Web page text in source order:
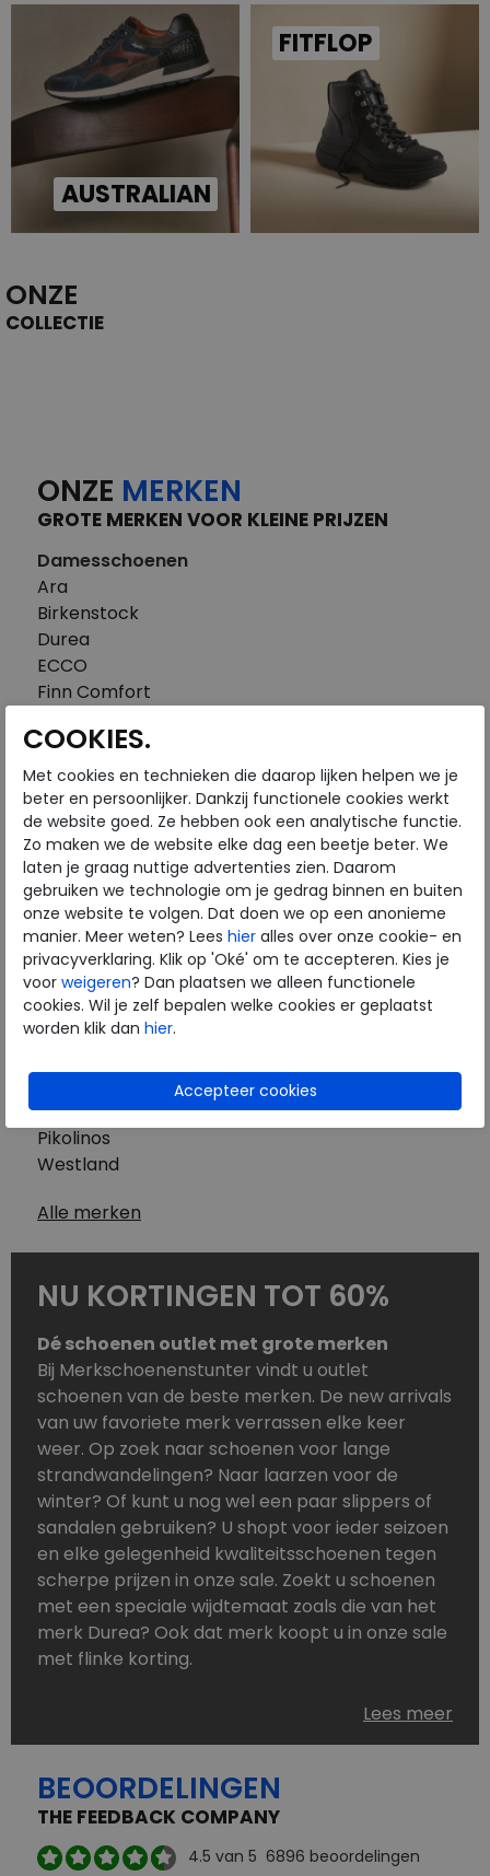
AUSTRALIAN
FITFLOP
ONZE
COLLECTIE
ONZE MERKEN
GROTE MERKEN VOOR KLEINE PRIJZEN
Damesschoenen
Ara
Birkenstock
Durea
ECCO
Finn Comfort
Gabor
Piedi Nudi
Pikolinos
Solidus
Think
Waldlaufer
Westland
Wolky
Herenschoenen
Australian
Birkenstock
Clarks
Mephisto
Pikolinos
Westland
Alle merken
NU KORTINGEN TOT 60%
Dé schoenen outlet met grote merken
Bij Merkschoenenstunter vindt u outlet
schoenen van de beste merken. De new arrivals
van uw favoriete merk verrassen elke keer
weer. Op zoek naar schoenen voor lange
strandwandelingen? Naar laarzen voor de
winter? Of kunt u nog wel een paar slippers of
sandalen gebruiken? U shopt voor ieder seizoen
en elke gelegenheid kwaliteitsschoenen tegen
scherpe prijzen in onze sale. Zoekt u schoenen
met een speciale wijdtemaat zoals die van het
merk Durea? Ook dat merk koopt u in onze sale
met flinke korting.
Schoenen heeft u nooit genoeg. Goedkope
schoenen, maar dus wel van topmerken,
aanbod is zo compleet dat u altijd wel een
passend paar vindt.
Welke schoenmerken vindt u in onze online
Lees meer
BEOORDELINGEN
THE FEEDBACK COMPANY
4.5 van 5 6896 beoordelingen
COOKIES.
Met cookies en technieken die daarop lijken helpen we je
beter en persoonlijker. Dankzij functionele cookies werkt
de website goed. Ze hebben ook een analytische functie.
Zo maken we de website elke dag een beetje beter. We
laten je graag nuttige advertenties zien. Daarom
gebruiken we technologie om je gedrag binnen en buiten
onze website te volgen. Dat doen we op een anonieme
manier. Meer weten? Lees hier alles over onze cookie- en
privacyverklaring. Klik op 'Oké' om te accepteren. Kies je
voor weigeren? Dan plaatsen we alleen functionele
cookies. Wil je zelf bepalen welke cookies er geplaatst
worden klik dan hier.